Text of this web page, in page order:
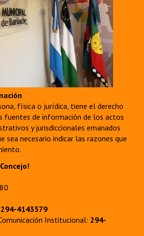
física o jurídica, tiene el derecho
fuentes de información de los actos
y jurisdiccionales emanados
sea necesario indicar las razones que
294-4143579
Institucional: 294-